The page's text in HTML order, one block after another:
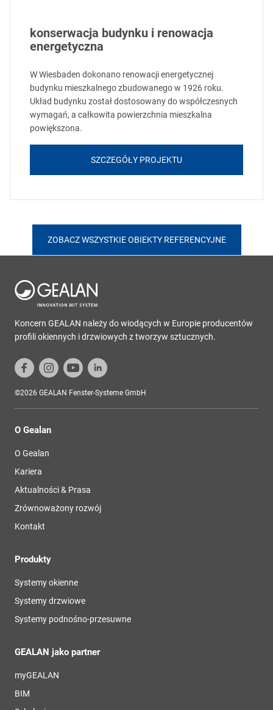
konserwacja budynku i renowacja
energetyczna
W Wiesbaden dokonano renowacji energetycznej
budynku mieszkalnego zbudowanego w 1926 roku.
Układ budynku został dostosowany do współczesnych
wymagań, a całkowita powierzchnia mieszkalna
powiększona.
SZCZEGÓŁY PROJEKTU
ZOBACZ WSZYSTKIE OBIEKTY REFERENCYJNE
Koncern GEALAN należy do wiodących w Europie producentów
profili okiennych i drzwiowych z tworzyw sztucznych.
©2026 GEALAN Fenster-Systeme GmbH
O Gealan
O Gealan
Kariera
Aktualności & Prasa
Zrównoważony rozwój
Kontakt
Produkty
Systemy okienne
Systemy drzwiowe
Systemy podnośno-przesuwne
GEALAN jako partner
myGEALAN
BIM